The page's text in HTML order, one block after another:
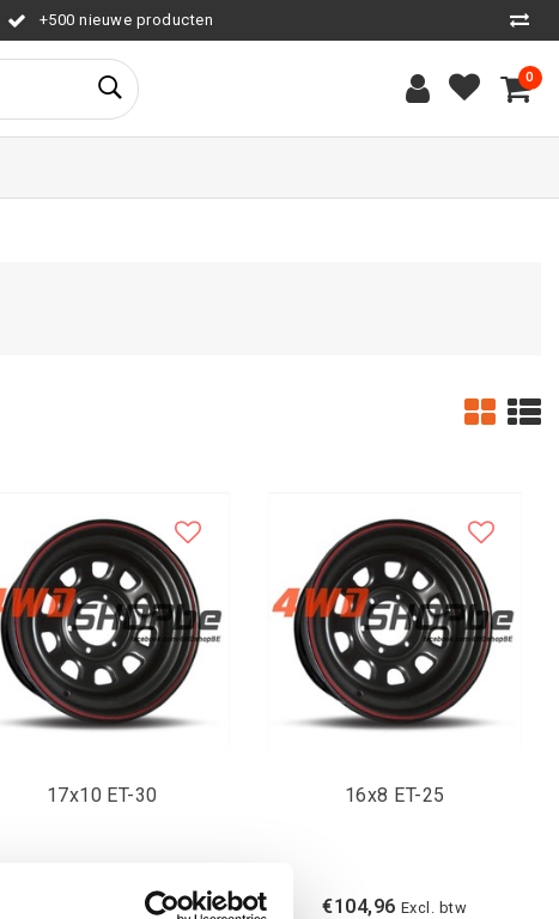
+500 nieuwe producten
0
17x10 ET-30
Excl. btw
16x8 ET-25
€104,96 Excl. btw